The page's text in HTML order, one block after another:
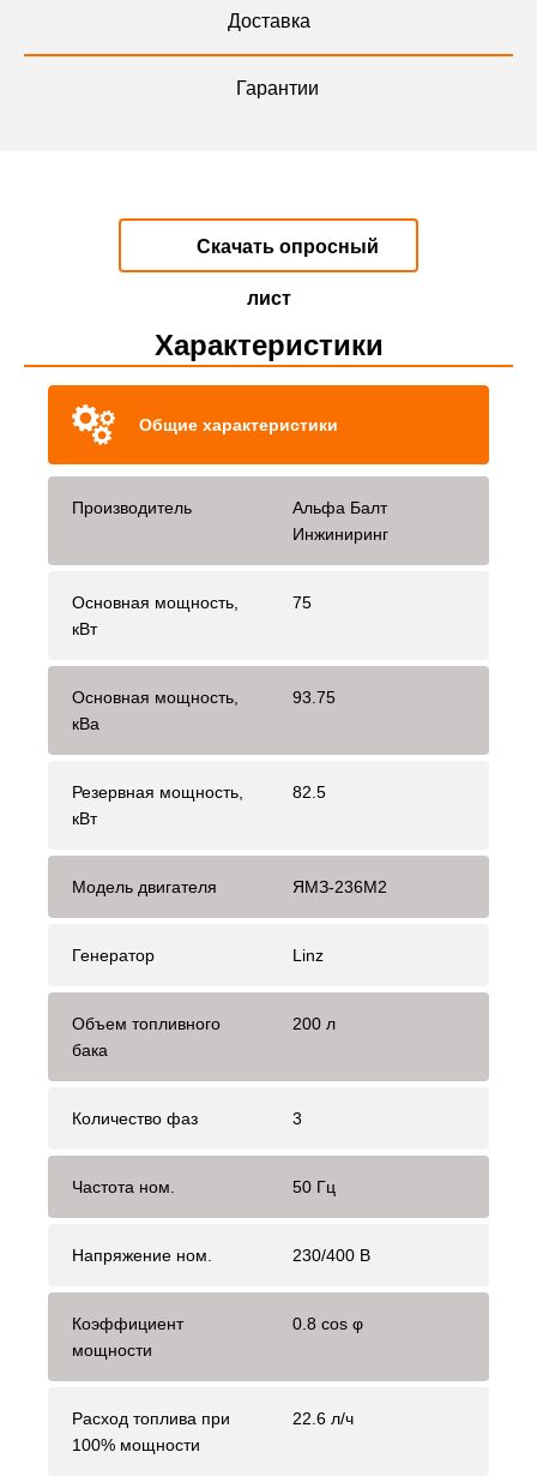
Доставка
Гарантии
Скачать опросный
лист
Характеристики
Общие характеристики
Производитель
Альфа Балт
Инжиниринг
Основная мощность,
кВт
75
Основная мощность,
кВа
93.75
Резервная мощность,
кВт
82.5
Модель двигателя ЯМЗ-236М2
Генератор Linz
Объем топливного
бака
200 л
Количество фаз 3
Частота ном. 50 Гц
Напряжение ном. 230/400 В
Коэффициент
мощности
0.8 cos φ
Расход топлива при
100% мощности
22.6 л/ч